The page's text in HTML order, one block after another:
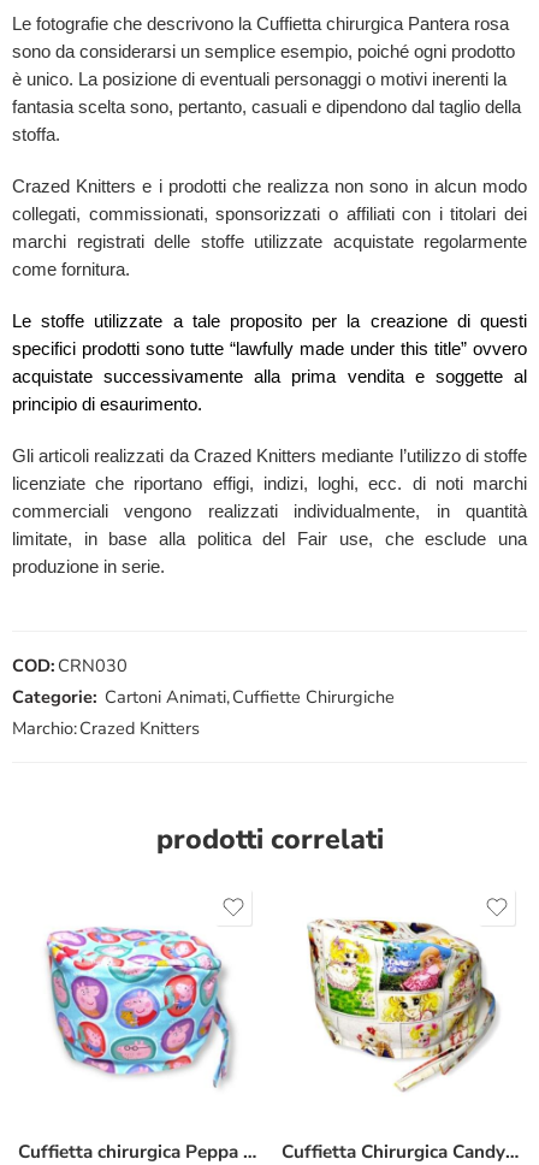
Le fotografie che descrivono la Cuffietta chirurgica Pantera rosa
sono da considerarsi un semplice esempio, poiché ogni prodotto
è unico. La posizione di eventuali personaggi o motivi inerenti la
fantasia scelta sono, pertanto, casuali e dipendono dal taglio della
stoffa.
Crazed Knitters e i prodotti che realizza non sono in alcun modo
collegati, commissionati, sponsorizzati o affiliati con i titolari dei
marchi registrati delle stoffe utilizzate acquistate regolarmente
come fornitura.
Le stoffe utilizzate a tale proposito per la creazione di questi
specifici prodotti sono tutte “lawfully made under this title” ovvero
acquistate successivamente alla prima vendita e soggette al
principio di esaurimento.
Gli articoli realizzati da Crazed Knitters mediante l’utilizzo di stoffe
licenziate che riportano effigi, indizi, loghi, ecc. di noti marchi
commerciali vengono realizzati individualmente, in quantità
limitate, in base alla politica del Fair use, che esclude una
produzione in serie.
COD: CRN030
Categorie: Cartoni Animati,Cuffiette Chirurgiche
Marchio:Crazed Knitters
prodotti correlati
Cuffietta chirurgica Peppa pig
Cuffietta Chirurgica Candy Candy